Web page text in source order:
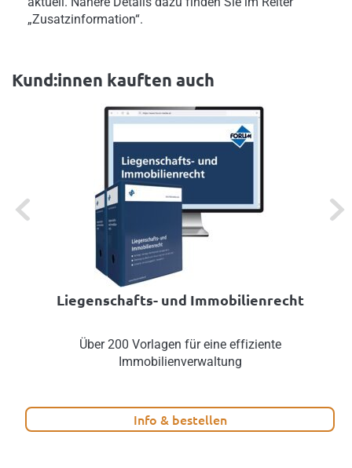
„Zusatzinformation“.
Kund:innen kauften auch
Previous Next
Liegenschafts- und Immobilienrecht
Über 200 Vorlagen für eine effiziente
Immobilienverwaltung
Info & bestellen